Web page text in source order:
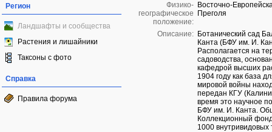
Регион
Ландшафты и сообщества
Растения и лишайники
Таксоны с фото
Справка
Правила форума
Физико-
географическое
положение:
Восточно-
Преголя
Описание: Ботанический сад
Канта (БФУ им. И.
Располагается на
садоводства,
кафедрой высших
1904 году как база
мировой войны
передан КГУ
время это научное
БФУ им. И. Канта.
Коллекционный
1000 внутривидовых